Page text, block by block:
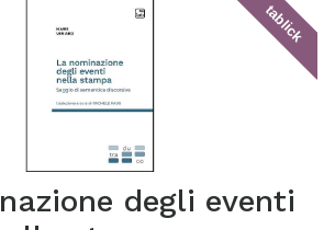
tablick
degli eventi